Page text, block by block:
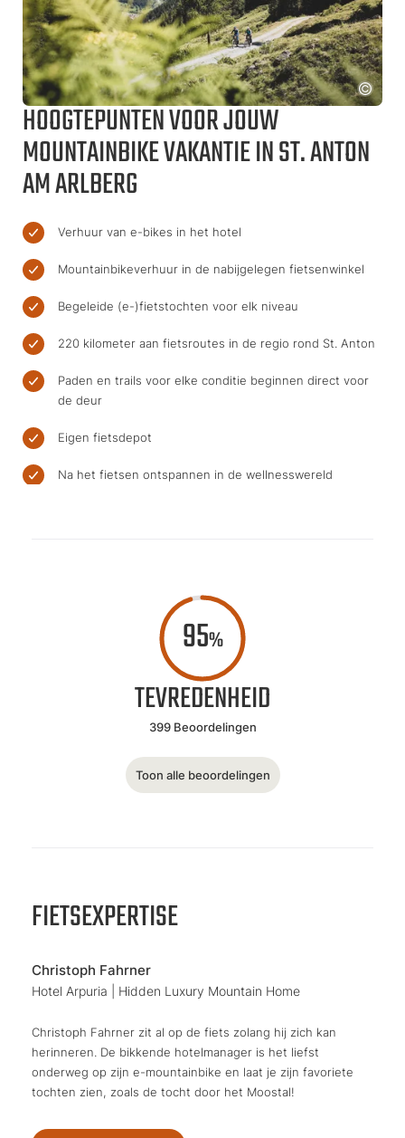
HOOGTEPUNTEN VOOR JOUW
MOUNTAINBIKE VAKANTIE IN ST. ANTON
AM ARLBERG
Verhuur van e-bikes in het hotel
Mountainbikeverhuur in de nabijgelegen fietsenwinkel
Begeleide (e-)fietstochten voor elk niveau
220 kilometer aan fietsroutes in de regio rond St. Anton
Paden en trails voor elke conditie beginnen direct voor
de deur
Eigen fietsdepot
Na het fietsen ontspannen in de wellnesswereld
95%
TEVREDENHEID
399 Beoordelingen
Toon alle beoordelingen
FIETSEXPERTISE
Christoph Fahrner
Hotel Arpuria | Hidden Luxury Mountain Home
Christoph Fahrner zit al op de fiets zolang hij zich kan
herinneren. De bikkende hotelmanager is het liefst
onderweg op zijn e-mountainbike en laat je zijn favoriete
tochten zien, zoals de tocht door het Moostal!